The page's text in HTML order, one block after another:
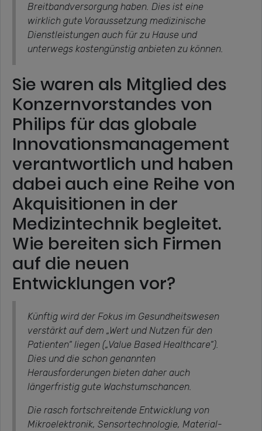
Breitbandversorgung haben. Dies ist eine
wirklich gute Voraussetzung medizinische
Dienstleistungen auch für zu Hause und
unterwegs kostengünstig anbieten zu können.
Sie waren als Mitglied des
Konzernvorstandes von
Philips für das globale
Innovationsmanagement
verantwortlich und haben
dabei auch eine Reihe von
Akquisitionen in der
Medizintechnik begleitet.
Wie bereiten sich Firmen
auf die neuen
Entwicklungen vor?
Künftig wird der Fokus im Gesundheitswesen
verstärkt auf dem „Wert und Nutzen für den
Patienten“ liegen („Value Based Healthcare“).
Dies und die schon genannten
Herausforderungen bieten daher auch
längerfristig gute Wachstumschancen.
Die rasch fortschreitende Entwicklung von
Mikroelektronik, Sensortechnologie, Material-